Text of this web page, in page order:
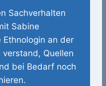
Sachverhalten
Sabine
Ethnologin an der
Quellen
bei Bedarf noch